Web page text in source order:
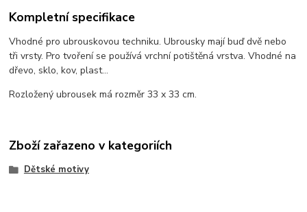
Kompletní specifikace
Vhodné pro ubrouskovou techniku. Ubrousky mají buď dvě nebo
tři vrsty. Pro tvoření se používá vrchní potištěná vrstva. Vhodné na
dřevo, sklo, kov, plast...
Rozložený ubrousek má rozměr 33 x 33 cm.
Zboží zařazeno v kategoriích
Dětské motivy